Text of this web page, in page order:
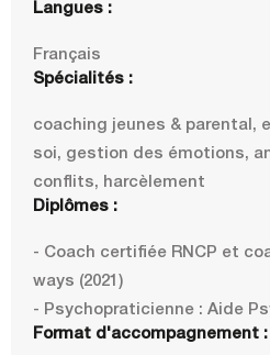
Langues :
Français
Spécialités :
coaching jeunes & parental,
soi, gestion des émotions,
conflits, harcèlement
Diplômes :
- Coach certifiée RNCP et
ways (2021)
- Psychopraticienne : Aide
Format d'accompagnement :